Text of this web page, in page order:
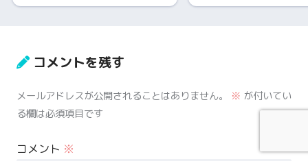
コメントを残す
メールアドレスが公開されることはありません。 ※ が付いてい
る欄は必須項目です
コメント ※